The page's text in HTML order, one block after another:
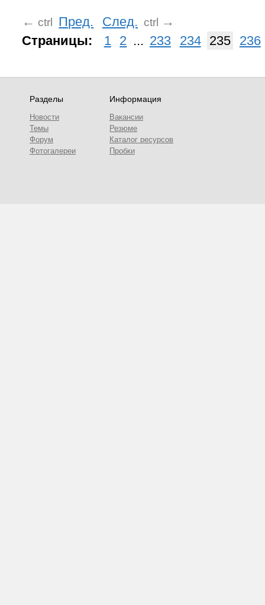
← ctrl Пред. След. ctrl
→
Страницы:
1 2 ... 233 234 235 236
Разделы
Новости
Темы
Форум
Фотогалереи
Информация
Вакансии
Резюме
Каталог ресурсов
Пробки